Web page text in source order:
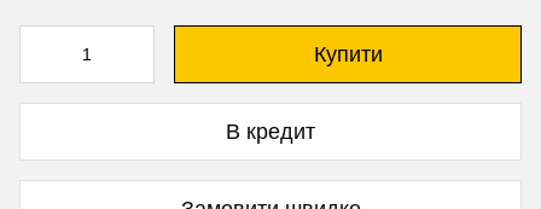
Купити
В кредит